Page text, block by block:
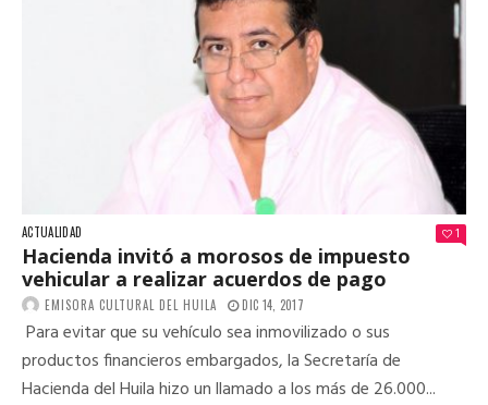
ACTUALIDAD 1
Hacienda invitó a morosos de impuesto
vehicular a realizar acuerdos de pago
EMISORA CULTURAL DEL HUILA DIC 14, 2017
Para evitar que su vehículo sea inmovilizado o sus
productos financieros embargados, la Secretaría de
Hacienda del Huila hizo un llamado a los más de 26.000...